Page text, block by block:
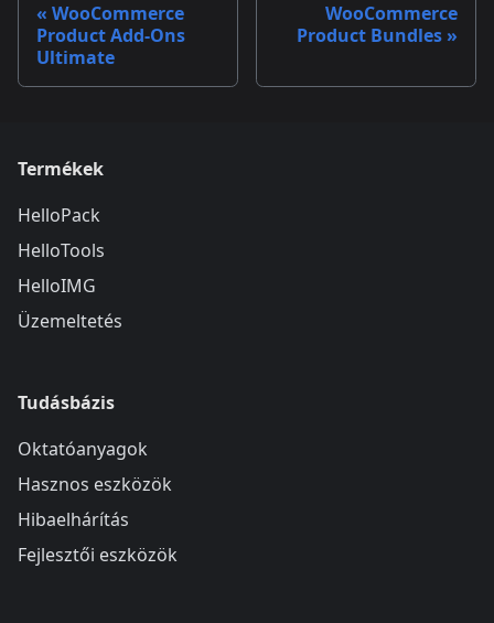
WooCommerce
Product Add-Ons
Ultimate
WooCommerce
Product Bundles
Termékek
HelloPack
HelloTools
HelloIMG
Üzemeltetés
Tudásbázis
Oktatóanyagok
Hasznos eszközök
Hibaelhárítás
Fejlesztői eszközök